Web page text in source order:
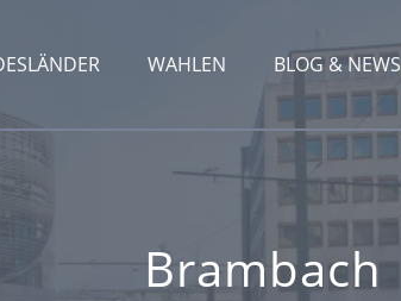
WAHLEN BLOG & NEWS
Brambach